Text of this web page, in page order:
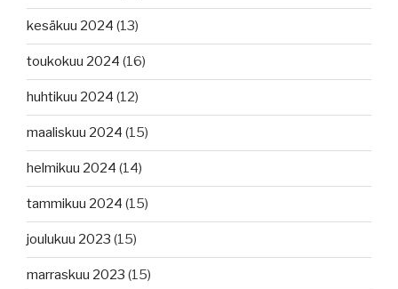
kesäkuu 2024 (13)
toukokuu 2024 (16)
huhtikuu 2024 (12)
maaliskuu 2024 (15)
helmikuu 2024 (14)
tammikuu 2024 (15)
joulukuu 2023 (15)
marraskuu 2023 (15)